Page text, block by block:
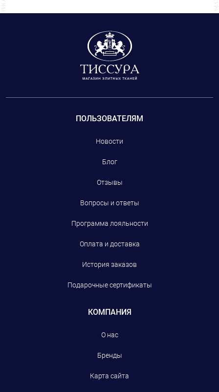
ПОЛЬЗОВАТЕЛЯМ
Новости
Блог
Отзывы
Вопросы и ответы
Программа лояльности
Оплата и доставка
История заказов
Подарочные сертификаты
КОМПАНИЯ
О нас
Бренды
Карта сайта